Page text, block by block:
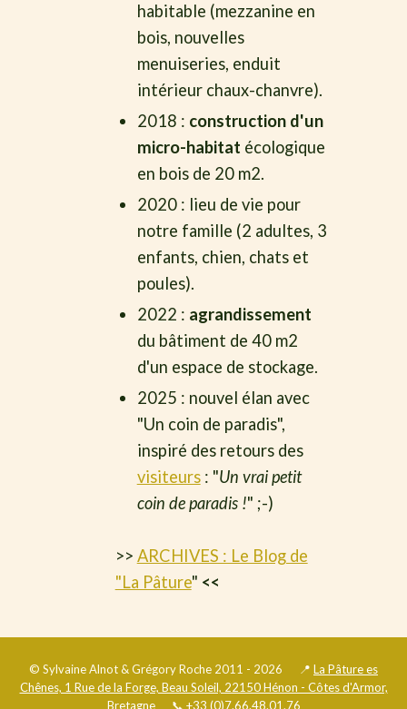
habitable (mezzanine en
bois, nouvelles
menuiseries, enduit
intérieur chaux-chanvre).
2018 : construction d'un
micro-habitat écologique
en bois de 20 m2.
2020 : lieu de vie pour
notre famille (2 adultes, 3
enfants, chien, chats et
poules).
2022 : agrandissement
du bâtiment de 40 m2
d'un espace de stockage.
2025 : nouvel élan avec
"Un coin de paradis",
inspiré des retours des
visiteurs: "Un vrai petit
coin de paradis !" ;-)
>> ARCHIVES : Le Blog de
"La Pâture" <<
© Sylvaine Alnot & Grégory Roche 2011 - 2026 📍 La Pâture es
Chênes, 1 Rue de la Forge, Beau Soleil, 22150 Hénon - Côtes d'Armor,
Bretagne📞 +33 (0)7.66.48.01.76